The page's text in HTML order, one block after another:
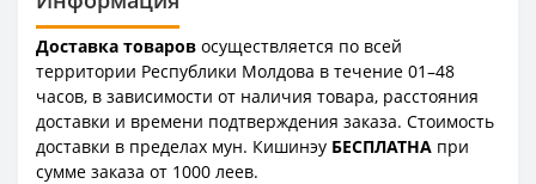
Доставка товаров осуществляется по всей
территории Республики Молдова в течение 01–48
часов, в зависимости от наличия товара, расстояния
доставки и времени подтверждения заказа. Стоимость
доставки в пределах мун. Кишинэу БЕСПЛАТНА при
сумме заказа от 1000 леев.